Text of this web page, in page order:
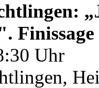
Finissage
Uhr